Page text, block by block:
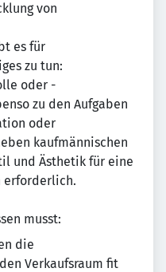
von
es für
zu tun:
oder -
zu den Aufgaben
oder
kaufmännischen
und Ästhetik für eine
erforderlich.
musst:
die
Verkaufsraum fit